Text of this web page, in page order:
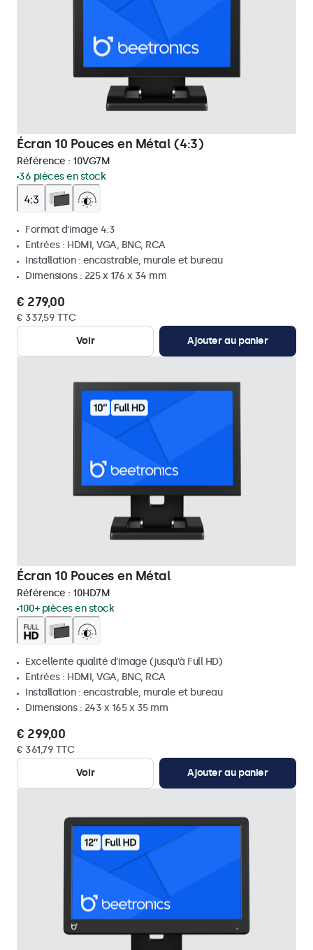
Écran 10 Pouces en Métal (4:3)
Référence : 10VG7M
36 pièces en stock
Format d'image 4:3
Entrées : HDMI, VGA, BNC, RCA
Installation : encastrable, murale et bureau
Dimensions : 225 x 176 x 34 mm
€ 279,00
€ 337,59 TTC
Voir
Ajouter au panier
Écran 10 Pouces en Métal
Référence : 10HD7M
100+ pièces en stock
Excellente qualité d'image (jusqu'à Full HD)
Entrées : HDMI, VGA, BNC, RCA
Installation : encastrable, murale et bureau
Dimensions : 243 x 165 x 35 mm
€ 299,00
€ 361,79 TTC
Voir
Ajouter au panier